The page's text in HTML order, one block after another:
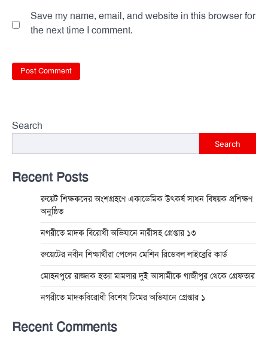
Save my name, email, and website in this browser for
the next time I comment.
Search
Search
Recent Posts
রুয়েট শিক্ষকদের অংশগ্রহণে একাডেমিক উৎকর্ষ সাধন বিষয়ক প্রশিক্ষণ
অনুষ্ঠিত
নগরীতে মাদক বিরোধী অভিযানে নারীসহ গ্রেপ্তার ১৩
রুয়েটের নবীন শিক্ষার্থীরা পেলেন মেশিন রিডেবল লাইব্রেরি কার্ড
মোহনপুরে রাজ্জাক হত্যা মামলার দুই আসামীকে গাজীপুর থেকে গ্রেফতার
নগরীতে মাদকবিরোধী বিশেষ টিমের অভিযানে গ্রেপ্তার ১
Recent Comments